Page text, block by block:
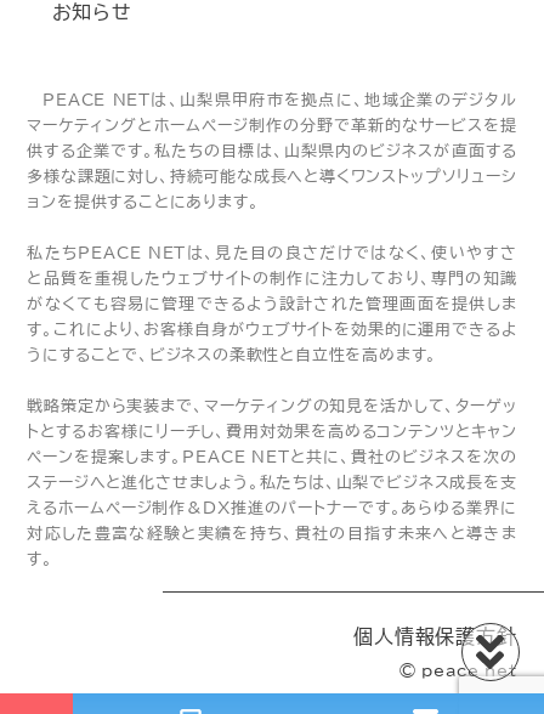
お知らせ
PEACE NETは、山梨県甲府市を拠点に、地域企業のデジタル
マーケティングとホームページ制作の分野で革新的なサービスを提
供する企業です。私たちの目標は、山梨県内のビジネスが直面する
多様な課題に対し、持続可能な成長へと導くワンストップソリューシ
ョンを提供することにあります。
私たちPEACE NETは、見た目の良さだけではなく、使いやすさ
と品質を重視したウェブサイトの制作に注力しており、専門の知識
がなくても容易に管理できるよう設計された管理画面を提供しま
す。これにより、お客様自身がウェブサイトを効果的に運用できるよ
うにすることで、ビジネスの柔軟性と自立性を高めます。
戦略策定から実装まで、マーケティングの知見を活かして、ターゲッ
トとするお客様にリーチし、費用対効果を高めるコンテンツとキャン
ペーンを提案します。PEACE NETと共に、貴社のビジネスを次の
ステージへと進化させましょう。私たちは、山梨でビジネス成長を支
えるホームページ制作＆DX推進のパートナーです。あらゆる業界に
対応した豊富な経験と実績を持ち、貴社の目指す未来へと導きま
す。
個人情報保護方針
© peace net